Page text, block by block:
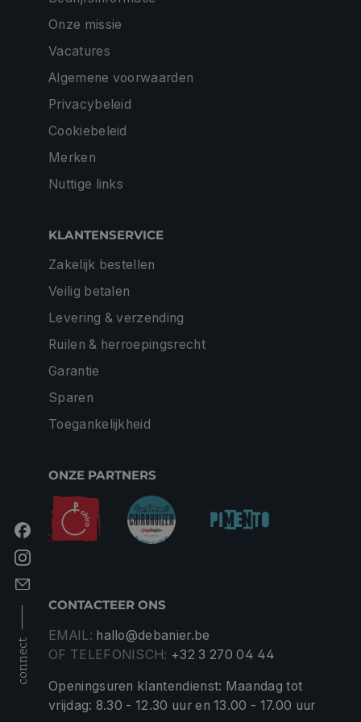
connect
Onze missie
Vacatures
Algemene voorwaarden
Privacybeleid
Cookiebeleid
Merken
Nuttige links
KLANTENSERVICE
Zakelijk bestellen
Veilig betalen
Levering & verzending
Ruilen & herroepingsrecht
Garantie
Sparen
Toegankelijkheid
ONZE PARTNERS
CONTACTEER ONS
EMAIL: hallo@debanier.be
OF TELEFONISCH: +32 3 270 04 44
Openingsuren klantendienst: Maandag tot
vrijdag: 8.30 - 12.30 uur en 13.00 - 17.00 uur